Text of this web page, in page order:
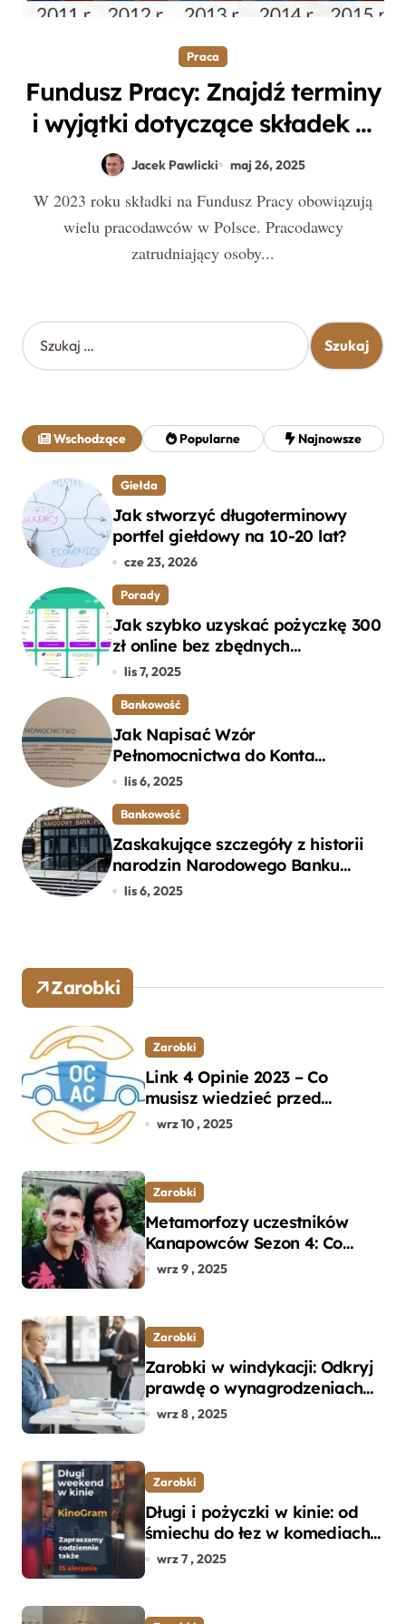
Praca
Fundusz Pracy: Znajdź terminy
i wyjątki dotyczące składek w
2023 roku
Jacek Pawlicki maj 26, 2025
W 2023 roku składki na Fundusz Pracy obowiązują
wielu pracodawców w Polsce. Pracodawcy
zatrudniający osoby...
S
z
j
:
Wschodzące Popularne Najnowsze
Giełda
Jak stworzyć długoterminowy
portfel giełdowy na 10-20 lat?
cze 23, 2026
Porady
Jak szybko uzyskać pożyczkę 300
zł online bez zbędnych
formalności?
lis 7, 2025
Bankowość
Jak Napisać Wzór
Pełnomocnictwa do Konta
Bankowego – Praktyczny
lis 6, 2025
Bankowość
Zaskakujące szczegóły z historii
narodzin Narodowego Banku
Polskiego, o których mogłeś nie
lis 6, 2025
Zarobki
Zarobki
Link 4 Opinie 2023 – Co
musisz wiedzieć przed
wyborem ubezpieczenia OC i
wrz 10 , 2025
Zarobki
Metamorfozy uczestników
Kanapowców Sezon 4: Co
naprawdę zaskoczyło
wrz 9 , 2025
Zarobki
Zarobki w windykacji: Odkryj
prawdę o wynagrodzeniach
specjalistów w branży
wrz 8 , 2025
Zarobki
Długi i pożyczki w kinie: od
śmiechu do łez w komediach i
dramatach
wrz 7 , 2025